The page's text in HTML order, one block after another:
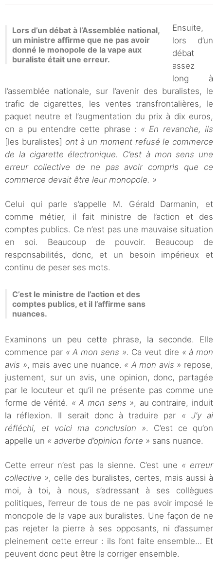
Lors d’un débat à l’Assemblée national,
un ministre affirme que ne pas avoir
donné le monopole de la vape aux
buraliste était une erreur.
Ensuite,
lors d’un
débat
assez
long à
l’assemblée nationale, sur l’avenir des buralistes, le
trafic de cigarettes, les ventes transfrontalières, le
paquet neutre et l’augmentation du prix à dix euros,
on a pu entendre cette phrase : « En revanche, ils
[les buralistes] ont à un moment refusé le commerce
de la cigarette électronique. C’est à mon sens une
erreur collective de ne pas avoir compris que ce
commerce devait être leur monopole. »
Celui qui parle s’appelle M. Gérald Darmanin, et
comme métier, il fait ministre de l’action et des
comptes publics. Ce n’est pas une mauvaise situation
en soi. Beaucoup de pouvoir. Beaucoup de
responsabilités, donc, et un besoin impérieux et
continu de peser ses mots.
C’est le ministre de l’action et des
comptes publics, et il l’affirme sans
nuances.
Examinons un peu cette phrase, la seconde. Elle
commence par « A mon sens ». Ca veut dire « à mon
avis », mais avec une nuance. « A mon avis » repose,
justement, sur un avis, une opinion, donc, partagée
par le locuteur et qu’il ne présente pas comme une
forme de vérité. « A mon sens », au contraire, induit
la réflexion. Il serait donc à traduire par « J’y ai
réfléchi, et voici ma conclusion ». C’est ce qu’on
appelle un « adverbe d’opinion forte » sans nuance.
Cette erreur n’est pas la sienne. C’est une « erreur
collective », celle des buralistes, certes, mais aussi à
moi, à toi, à nous, s’adressant à ses collègues
politiques, l’erreur de tous de ne pas avoir imposé le
monopole de la vape aux buralistes. Une façon de ne
pas rejeter la pierre à ses opposants, ni d’assumer
pleinement cette erreur : ils l’ont faite ensemble… Et
peuvent donc peut être la corriger ensemble.